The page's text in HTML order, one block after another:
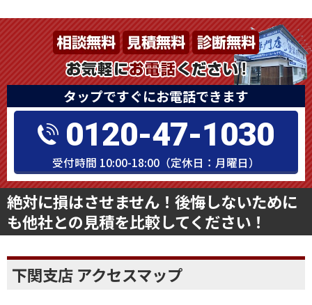
タップですぐにお電話できます
0120-47-1030
受付時間 10:00-18:00（定休日：月曜日）
絶対に損はさせません！後悔しないために
も他社との見積を比較してください！
下関支店 アクセスマップ